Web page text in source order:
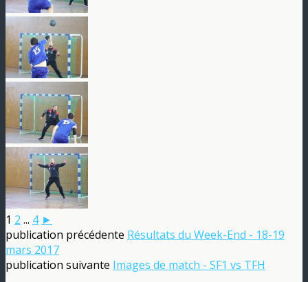
1 2 ... 4 ►
publication précédente Résultats du Week-End - 18-19
mars 2017
publication suivante Images de match - SF1 vs TFH